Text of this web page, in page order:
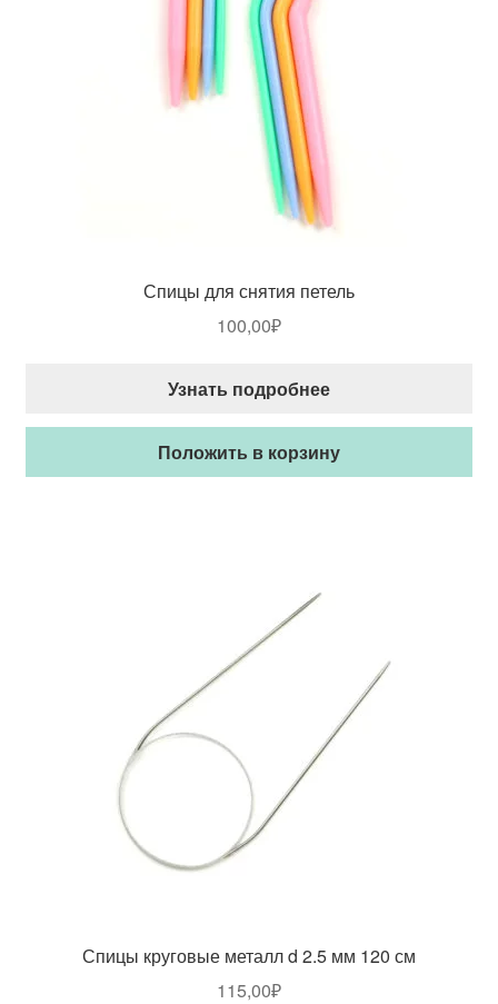
Спицы для снятия петель
100,00₽
Узнать подробнее
Положить в корзину
Спицы круговые металл d 2.5 мм 120 см
115,00₽